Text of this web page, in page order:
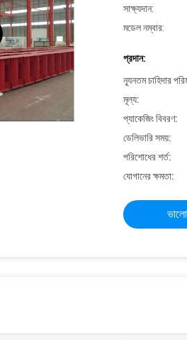
সাক্ষ্যদান:
মডেল নম্বার:
প্রদান:
ন্যূনতম চাহিদার
মূল্য:
প্যাকেজিং বিবরণ:
ডেলিভারি সময়:
পরিশোধের শর্ত:
যোগানের ক্ষমতা: